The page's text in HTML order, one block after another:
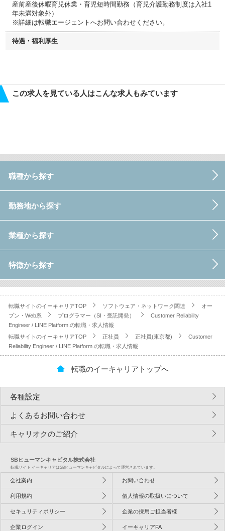
産前産後休暇育児休業・育児短時間勤務（育児介護勤務制度は入社1
年未満対象外）
※詳細は転職エージェントへお問い合わせください。
待遇・福利厚生
この求人を見ている人はこんな求人もみています
職種から探す
勤務地から探す
業種から探す
特徴から探す
転職サイトのイーキャリアTOP ソフトウェア・ネットワーク関連
オー
プン・Web系
プログラマー（SI・受託開発）
Customer Reliability
Engineer / LINE Platform.の転職・求人情報
転職サイトのイーキャリアTOP
正社員 正社員(東京都)
Customer
Reliability Engineer / LINE Platform.の転職・求人情報
転職のイーキャリアトップへ
各種設定
よくあるお問い合わせ
キャリオクのご紹介
SBヒューマンキャピタル株式会社
転職サイト イーキャリアはSBヒューマンキャピタルによって運営されています。
会社案内 お問い合わせ
利用規約 個人情報の取扱いについて
セキュリティポリシー 企業の採用ご担当者様
企業ログイン イーキャリアFA